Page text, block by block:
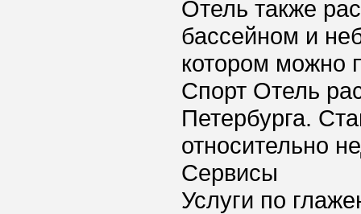
Отель также
бассейном и
котором можно
Спорт Отель
Петербурга.
относительно
Сервисы
Услуги по